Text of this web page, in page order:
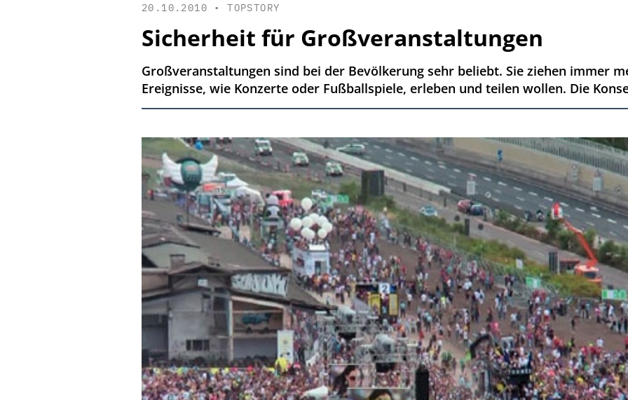
20.10.2010 •TOPSTORY
Sicherheit für Großveranstaltungen
Großveranstaltungen sind bei der Bevölkerung sehr beliebt. Sie ziehen immer
Ereignisse, wie Konzerte oder Fußballspiele, erleben und teilen wollen. Die